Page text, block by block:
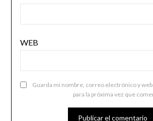
WEB
Guarda mi nombre, correo electrónico y
para la próxima vez que